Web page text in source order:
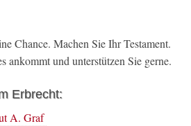
Chance. Machen Sie Ihr Testament.
ankommt und unterstützen Sie gerne.
Erbrecht:
A. Graf